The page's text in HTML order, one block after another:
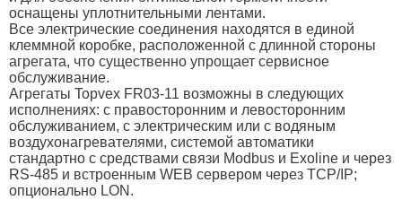
оснащены уплотнительными лентами.
Все электрические соединения находятся в единой
клеммной коробке, расположенной с длинной стороны
агрегата, что существенно упрощает сервисное
обслуживание.
Агрегаты Topvex FR03-11 возможны в следующих
исполнениях: с правосторонним и левосторонним
обслуживанием, с электрическим или с водяным
воздухонагревателями, системой автоматики
стандартно с средствами связи Modbus и Exoline и через
RS-485 и встроенным WEB сервером через TCP/IP;
опционально LON.